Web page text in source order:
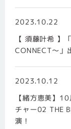
2023.10.22
【 須藤叶希 】
CONNECT～」
2023.10.12
【緒方恵美】
チャー02 THE
演！